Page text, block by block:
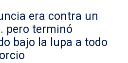
era contra un
pero terminó
bajo la lupa a todo